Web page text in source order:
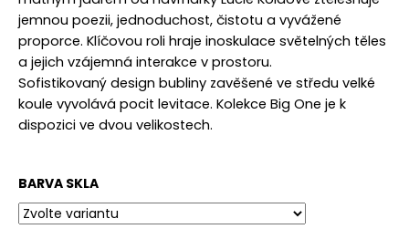
jemnou poezii, jednoduchost, čistotu a vyvážené
proporce. Klíčovou roli hraje inoskulace světelných těles
a jejich vzájemná interakce v prostoru.
Sofistikovaný design bubliny zavěšené ve středu velké
koule vyvolává pocit levitace. Kolekce Big One je k
dispozici ve dvou velikostech.
BARVA SKLA
o
p
o
r
u
č
u
e
m
e